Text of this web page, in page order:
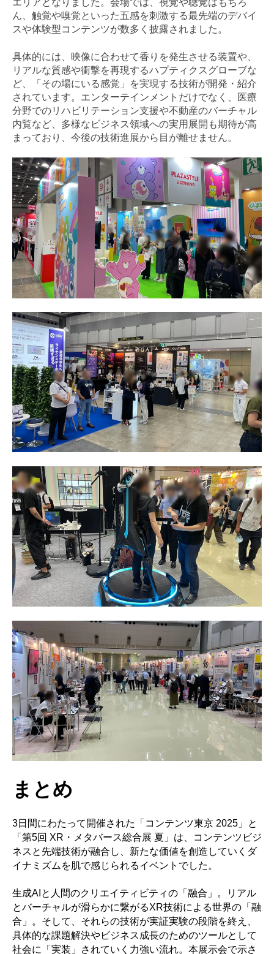
ん、触覚や嗅覚といった五感を刺激する最先端のデバイ
スや体験型コンテンツが数多く披露されました。
具体的には、映像に合わせて香りを発生させる装置や、
リアルな質感や衝撃を再現するハプティクスグローブな
ど、「その場にいる感覚」を実現する技術が開発・紹介
されています。エンターテインメントだけでなく、医療
分野でのリハビリテーション支援や不動産のバーチャル
内覧など、多様なビジネス領域への実用展開も期待が高
まっており、今後の技術進展から目が離せません。
まとめ
3日間にわたって開催された「コンテンツ東京 2025」と
「第5回 XR・メタバース総合展 夏」は、コンテンツビジ
ネスと先端技術が融合し、新たな価値を創造していくダ
イナミズムを肌で感じられるイベントでした。
生成AIと人間のクリエイティビティの「融合」。リアル
とバーチャルが滑らかに繋がるXR技術による世界の「融
合」。そして、それらの技術が実証実験の段階を終え、
具体的な課題解決やビジネス成長のためのツールとして
社会に「実装」されていく力強い流れ。 本展示会で示さ